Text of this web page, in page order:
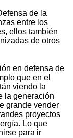
de la
entre los
ellos también
de otros
en defensa de
que en el
viendo la
la generación
grande vender
proyectos
Lo que
para ir